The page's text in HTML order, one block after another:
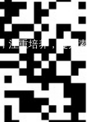
注重培养，提升素